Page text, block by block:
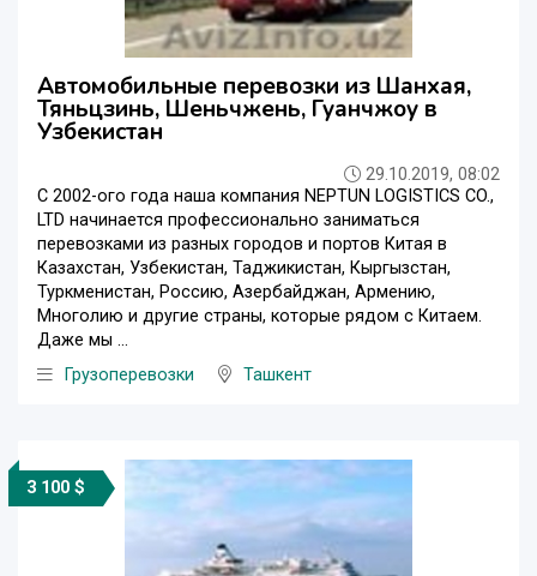
Автомобильные перевозки из Шанхая,
Тяньцзинь, Шеньчжень, Гуанчжоу в
Узбекистан
29.10.2019, 08:02
С 2002-ого года наша компания NEPTUN LOGISTICS CO.,
LTD начинается профессионально заниматься
перевозками из разных городов и портов Китая в
Казахстан, Узбекистан, Таджикистан, Кыргызстан,
Туркменистан, Россию, Азербайджан, Армению,
Многолию и другие страны, которые рядом с Китаем.
Даже мы ...
Грузоперевозки
Ташкент
3 100 $